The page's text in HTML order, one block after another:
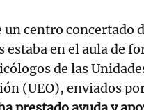
un centro concertado
en el aula de
de las
(UEO), enviados